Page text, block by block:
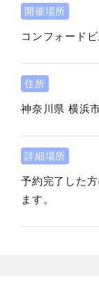
開催場所
コンフォード
住所
神奈川県 横浜
詳細場所
予約完了した
ます。